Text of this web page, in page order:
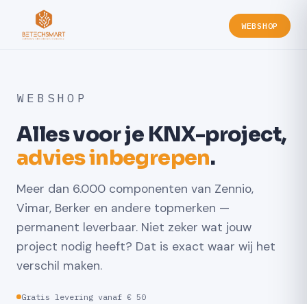
WEBSHOP
WEBSHOP
Alles voor je KNX-project,
advies inbegrepen.
Meer dan 6.000 componenten van Zennio,
Vimar, Berker en andere topmerken —
permanent leverbaar. Niet zeker wat jouw
project nodig heeft? Dat is exact waar wij het
verschil maken.
Gratis levering vanaf € 50